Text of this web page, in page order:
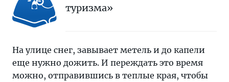
туризма»
На улице снег, завывает метель и до капели
еще нужно дожить. И переждать это время
можно, отправившись в теплые края, чтобы